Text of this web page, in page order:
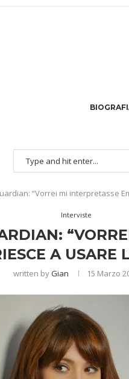
“Vorrei mi interpretasse
Interviste
A USARE
written byGian 15 Marzo